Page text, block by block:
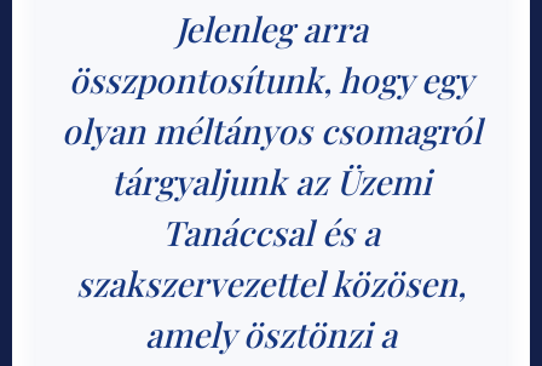
Jelenleg arra
összpontosítunk, hogy egy
olyan méltányos csomagról
tárgyaljunk az Üzemi
Tanáccsal és a
szakszervezettel közösen,
amely ösztönzi a